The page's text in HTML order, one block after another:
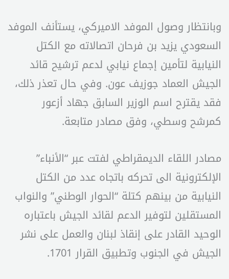
وبانتظار وصول الموفد الاميركي، يستأنف الموفد
السعودي يزيد بن فرحان اتصالاته مع الكتل
النيابية لتأمين إجماع نيابي لدعم ترشيح قائد
الجيش العماد جوزيف عون. وفي حال تعذر ذلك،
فقد يقترح اسم الوزير السابق جهاد أزعور
كمرشح وسطي، وفق مصادر متابعة.
مصادر اللقاء الديمقراطي لفتت عبر “الأنباء”
الإلكترونية الى تحركه باتجاه عدد من الكتل
النيابية من بينهم كتلة “الحوار الوطني” والنواب
المستقلين لتوفير الدعم لقائد الجيش باعتباره
الوحيد القادر على إنقاذ لبنان والعمل على نشر
الجيش في الجنوب وتطبيق القرار 1701.